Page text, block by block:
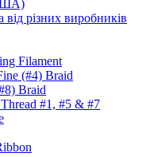
від різних виробників
Filament
(#4) Braid
Braid
#1, #5 & #7